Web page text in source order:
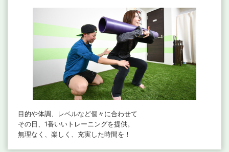
目的や体調、レベルなど個々に合わせて
その日、1番いいトレーニングを提供。
無理なく、楽しく、充実した時間を！